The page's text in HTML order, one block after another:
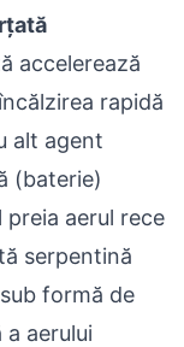
accelerează
rapidă
alt agent
(baterie)
aerul rece
serpentină
formă de
aerului